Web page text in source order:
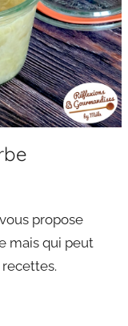
propose
mais qui peut
recettes.